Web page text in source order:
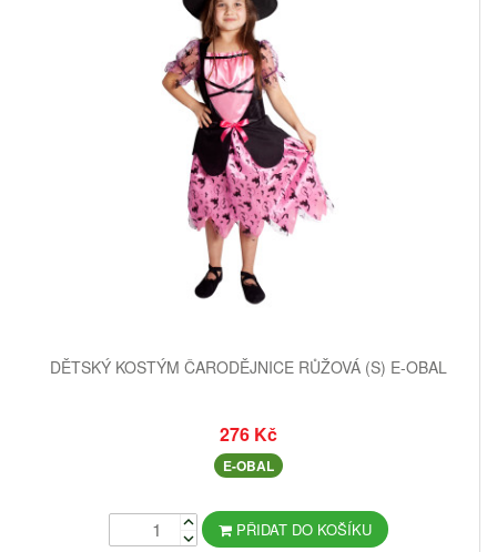
DĚTSKÝ KOSTÝM ČARODĚJNICE RŮŽOVÁ (S) E-OBAL
276 Kč
E-OBAL
PŘIDAT DO KOŠÍKU